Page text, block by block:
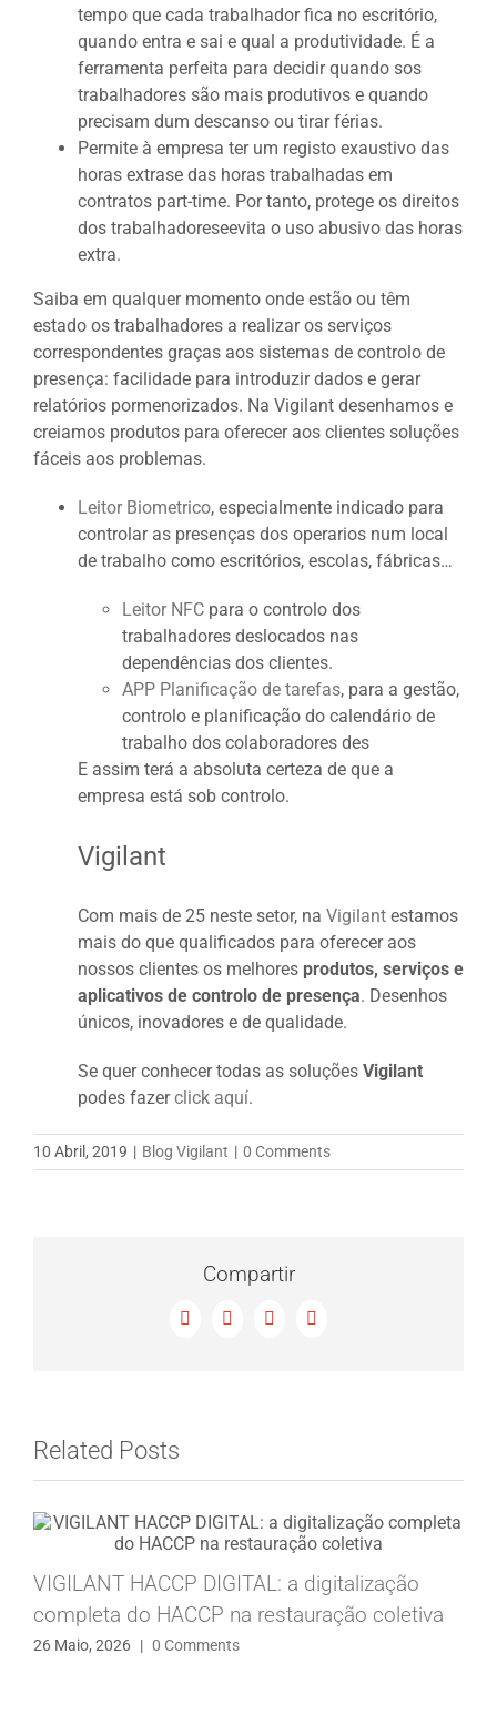
tempo que cada trabalhador fica no escritório,
quando entra e sai e qual a produtividade. É a
ferramenta perfeita para decidir quando sos
trabalhadores são mais produtivos e quando
precisam dum descanso ou tirar férias.
Permite à empresa ter um registo exaustivo das
horas extrase das horas trabalhadas em
contratos part-time. Por tanto, protege os direitos
dos trabalhadoreseevita o uso abusivo das horas
extra.
Saiba em qualquer momento onde estão ou têm
estado os trabalhadores a realizar os serviços
correspondentes graças aos sistemas de controlo de
presença: facilidade para introduzir dados e gerar
relatórios pormenorizados. Na Vigilant desenhamos e
creiamos produtos para oferecer aos clientes soluções
fáceis aos problemas.
Leitor Biometrico, especialmente indicado para
controlar as presenças dos operarios num local
de trabalho como escritórios, escolas, fábricas…
Leitor NFC para o controlo dos
trabalhadores deslocados nas
dependências dos clientes.
APP Planificação de tarefas, para a gestão,
controlo e planificação do calendário de
trabalho dos colaboradores des
E assim terá a absoluta certeza de que a
empresa está sob controlo.
Vigilant
Com mais de 25 neste setor, na Vigilant estamos
mais do que qualificados para oferecer aos
nossos clientes os melhores produtos, serviços e
aplicativos de controlo de presença. Desenhos
únicos, inovadores e de qualidade.
Se quer conhecer todas as soluções Vigilant
podes fazerclick aquí.
10 Abril, 2019 | Blog Vigilant | 0 Comments
Compartir
Facebook
X LinkedInEmail
Related Posts
VIGILANT HACCP DIGITAL: a digitalização
completa do HACCP na restauração coletiva
26 Maio, 2026 | 0 Comments